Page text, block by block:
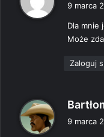
9 marca
Dla mnie
Może
Zaloguj
9 marca